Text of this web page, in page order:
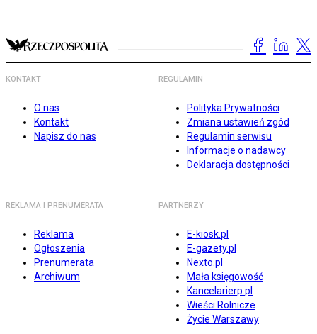
KONTAKT
O nas
Kontakt
Napisz do nas
REGULAMIN
Polityka Prywatności
Zmiana ustawień zgód
Regulamin serwisu
Informacje o nadawcy
Deklaracja dostępności
REKLAMA I PRENUMERATA
Reklama
Ogłoszenia
Prenumerata
Archiwum
PARTNERZY
E-kiosk.pl
E-gazety.pl
Nexto.pl
Mała księgowość
Kancelarierp.pl
Wieści Rolnicze
Życie Warszawy